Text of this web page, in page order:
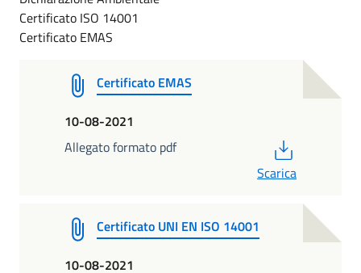
Certificato ISO 14001
Certificato EMAS
Certificato EMAS
10-08-2021
Allegato formato pdf
Scarica
Certificato UNI EN ISO 14001
10-08-2021